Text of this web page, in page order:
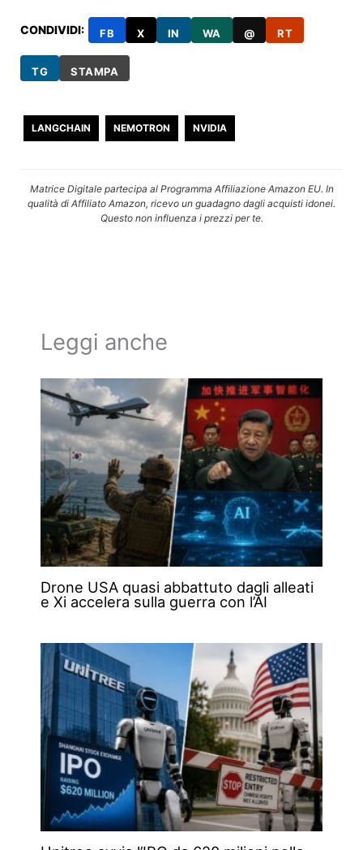
CONDIVIDI: FB X IN WA @ RT
TG STAMPA
LANGCHAIN NEMOTRON NVIDIA
Matrice Digitale partecipa al Programma Affiliazione Amazon EU. In
qualità di Affiliato Amazon, ricevo un guadagno dagli acquisti idonei.
Questo non influenza i prezzi per te.
Leggi anche
Drone USA quasi abbattuto dagli alleati
e Xi accelera sulla guerra con l’AI